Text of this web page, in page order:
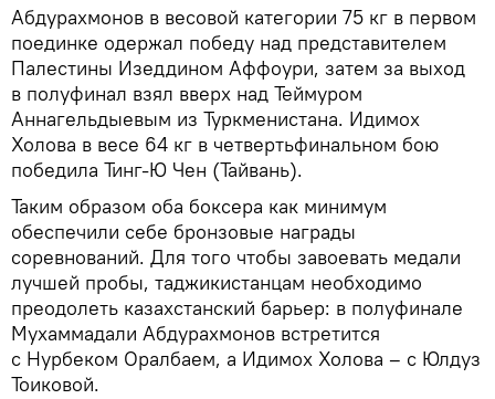
Абдурахмонов в весовой категории 75 кг в первом
поединке одержал победу над представителем
Палестины Изеддином Аффоури, затем за выход
в полуфинал взял вверх над Теймуром
Аннагельдыевым из Туркменистана. Идимох
Холова в весе 64 кг в четвертьфинальном бою
победила Тинг-Ю Чен (Тайвань).
Таким образом оба боксера как минимум
обеспечили себе бронзовые награды
соревнований. Для того чтобы завоевать медали
лучшей пробы, таджикистанцам необходимо
преодолеть казахстанский барьер: в полуфинале
Мухаммадали Абдурахмонов встретится
с Нурбеком Оралбаем, а Идимох Холова – с Юлдуз
Тоиковой.